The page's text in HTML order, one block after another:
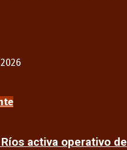
activa operativo de